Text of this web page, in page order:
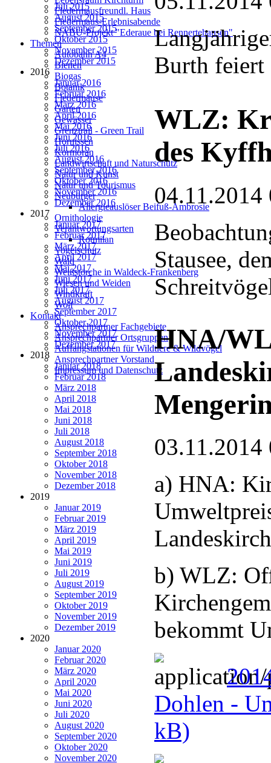
Fledermausfreundl. Haus
Fledermaus-Erlebnisabende
NABU-Projekt "Ederaue bei Rennertehausen"
Themen
Autobahn A4
Bienen
Biogas
Botanik
Fledermäuse
Garten
Gewässer
Grenztrail - Green Trail
Hornissen
Kormoran
Landwirtschaft und Naturschutz
Natur und Kunst
Natur und Tourismus
Neubürger
Allergieauslöser Beifuß-Ambrosie
Ornithologie
Verantwortungsarten
Rotmilan
Vogelschutz
Wald
Weißstörche in Waldeck-Frankenberg
Wiesen und Weiden
Windkraft
Wolf
Kontakt
Ansprechpartner Fachgebiete
Ansprechpartner Ortsgruppen
Auffangstationen für Wildtiere & Wildvögel
Ansprechpartner Vorstand
Impressum und Datenschutz
Juli 2015
August 2015
September 2015
Oktober 2015
November 2015
Dezember 2015
2016
Januar 2016
Februar 2016
März 2016
April 2016
Mai 2016
Juni 2016
Juli 2016
August 2016
September 2016
Oktober 2016
November 2016
Dezember 2016
2017
Januar 2017
Februar 2017
März 2017
April 2017
Mai 2017
Juni 2017
Juli 2017
August 2017
September 2017
Oktober 2017
November 2017
Dezember 2017
2018
Januar 2018
Februar 2018
März 2018
April 2018
Mai 2018
Juni 2018
Juli 2018
August 2018
September 2018
Oktober 2018
November 2018
Dezember 2018
2019
Januar 2019
Februar 2019
März 2019
April 2019
Mai 2019
Juni 2019
Juli 2019
August 2019
September 2019
Oktober 2019
November 2019
Dezember 2019
2020
Januar 2020
Februar 2020
März 2020
April 2020
Mai 2020
Juni 2020
Juli 2020
August 2020
September 2020
Oktober 2020
November 2020
Burth feiert
WLZ:
des
04.11.2014
Stausee,
HNA/
03.11.2014
a) HNA:
b) WLZ:
bekommt
Dohlen -
kB)